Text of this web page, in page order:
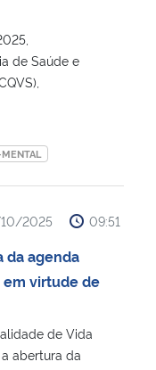
de Saúde e
2025 09:51
da agenda
virtude de
de Vida
abertura da